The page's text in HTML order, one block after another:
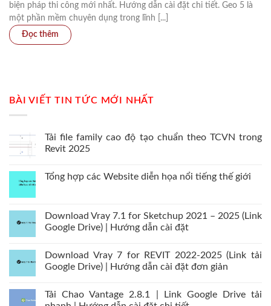
biện pháp thi công mới nhất. Hướng dẫn cài đặt chi tiết. Geo 5 là
một phần mềm chuyên dụng trong lĩnh [...]
BÀI VIẾT TIN TỨC MỚI NHẤT
Tải file family cao độ tạo chuẩn theo TCVN trong
Revit 2025
Tổng hợp các Website diễn họa nổi tiếng thế giới
Download Vray 7.1 for Sketchup 2021 – 2025 (Link
Google Drive) | Hướng dẫn cài đặt
Download Vray 7 for REVIT 2022-2025 (Link tải
Google Drive) | Hướng dẫn cài đặt đơn giản
Tải Chao Vantage 2.8.1 | Link Google Drive tải